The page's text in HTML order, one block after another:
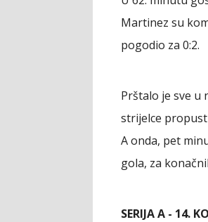
Martinez su
pogodio za 0:2.
Prštalo je sve u
strijelce
A onda, pet
gola, za
SERIJA A - 14.